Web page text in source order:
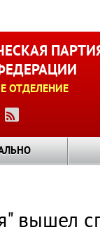
ОТДЕЛЕНИЕ
вышел